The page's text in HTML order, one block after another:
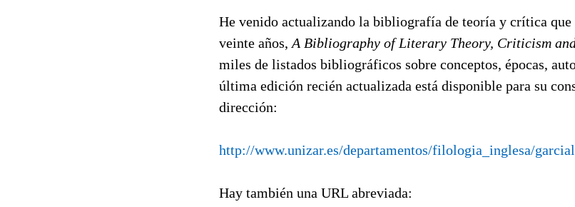
He venido actualizando la bibliografía de teoría y crítica que
veinte años, A Bibliography of Literary Theory, Criticism
miles de listados bibliográficos sobre conceptos, épocas,
última edición recién actualizada está disponible para su
dirección:
http://www.unizar.es/departamentos/filologia_inglesa/
Hay también una URL abreviada: